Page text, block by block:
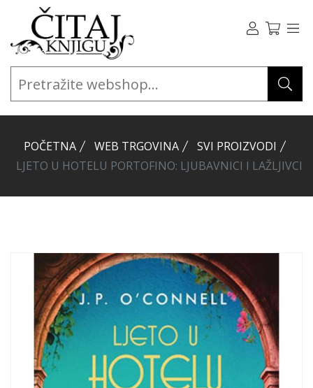
POČETNA WEB TRGOVINA
SVI PROIZVODI
LJETO U HOTELU PORTOFINO: LJUBAVNICI I LAŽLJIVCI